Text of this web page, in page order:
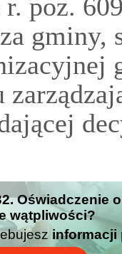
poz.
Oświadczenie
wątpliwości?
informacji